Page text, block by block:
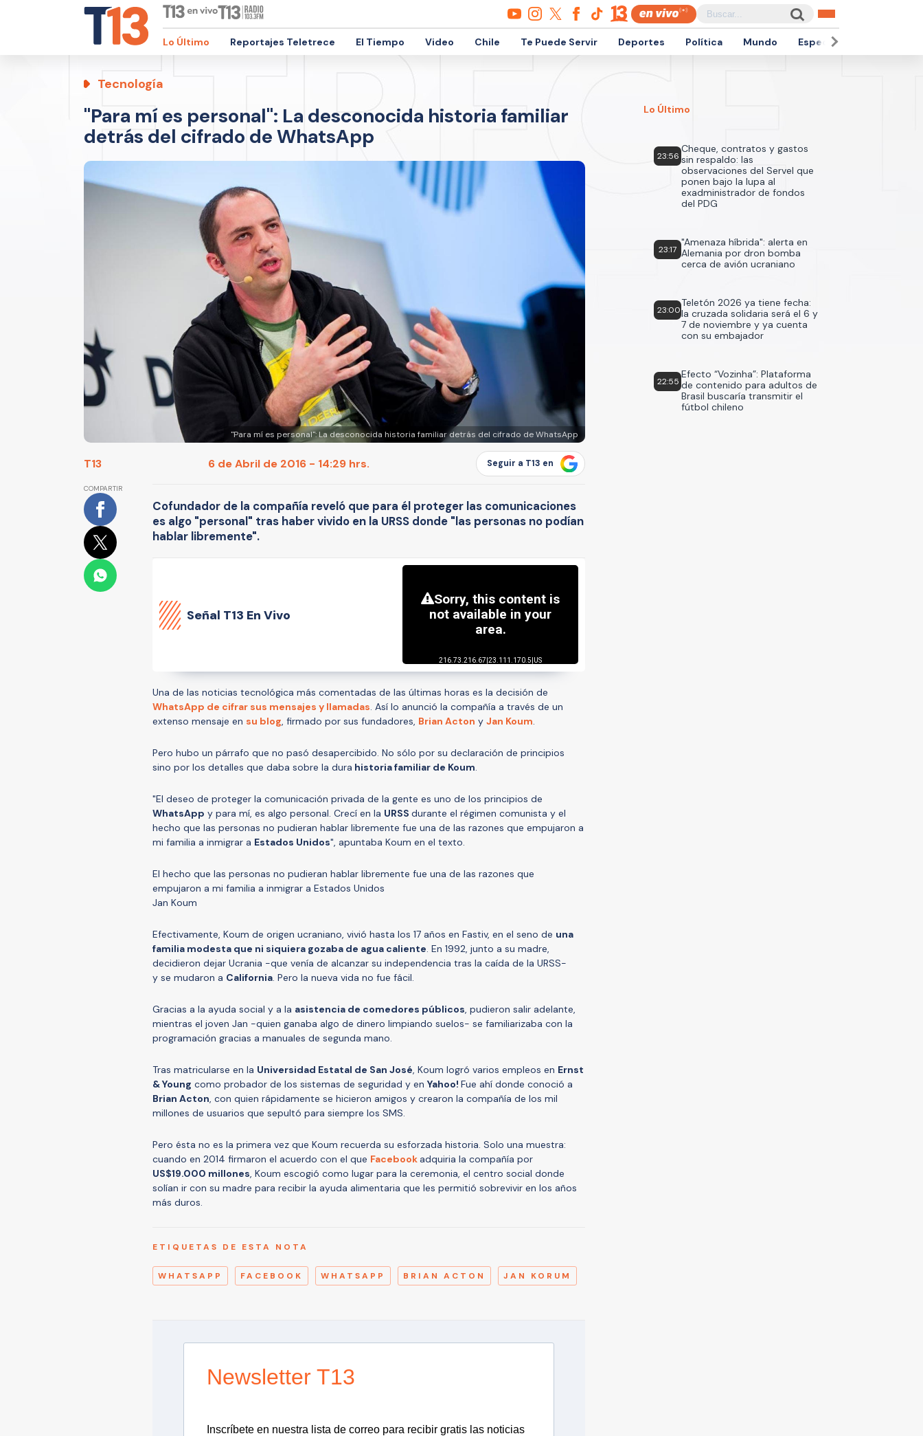
Lo Último Reportajes Teletrece El Tiempo Video Chile Te Puede Servir Deportes Política Mundo Espectáculos
Tecnología
"Para mí es personal": La desconocida historia familiar
detrás del cifrado de WhatsApp
"Para mí es personal": La desconocida historia familiar detrás del cifrado de WhatsApp
T13 6 de Abril de 2016 - 14:29 hrs. Seguir a T13 en
COMPARTIR
Cofundador de la compañía reveló que para él proteger las comunicaciones
es algo "personal" tras haber vivido en la URSS donde "las personas no podían
hablar libremente".
Señal T13 En Vivo
Una de las noticias tecnológica más comentadas de las últimas horas es la decisión de
WhatsApp de cifrar sus mensajes y llamadas. Así lo anunció la compañía a través de un
extenso mensaje en su blog, firmado por sus fundadores, Brian Acton y Jan Koum.
Pero hubo un párrafo que no pasó desapercibido. No sólo por su declaración de principios
sino por los detalles que daba sobre la dura historia familiar de Koum.
"El deseo de proteger la comunicación privada de la gente es uno de los principios de
WhatsApp y para mí, es algo personal. Crecí en la URSS durante el régimen comunista y el
hecho que las personas no pudieran hablar libremente fue una de las razones que empujaron a
mi familia a inmigrar a Estados Unidos", apuntaba Koum en el texto.
El hecho que las personas no pudieran hablar libremente fue una de las razones que
empujaron a mi familia a inmigrar a Estados Unidos
Jan Koum
Efectivamente, Koum de origen ucraniano, vivió hasta los 17 años en Fastiv, en el seno de una
familia modesta que ni siquiera gozaba de agua caliente. En 1992, junto a su madre,
decidieron dejar Ucrania -que venía de alcanzar su independencia tras la caída de la URSS-
y se mudaron a California. Pero la nueva vida no fue fácil.
Gracias a la ayuda social y a la asistencia de comedores públicos, pudieron salir adelante,
mientras el joven Jan -quien ganaba algo de dinero limpiando suelos- se familiarizaba con la
programación gracias a manuales de segunda mano.
Tras matricularse en la Universidad Estatal de San José, Koum logró varios empleos en Ernst
& Young como probador de los sistemas de seguridad y en Yahoo! Fue ahí donde conoció a
Brian Acton, con quien rápidamente se hicieron amigos y crearon la compañía de los mil
millones de usuarios que sepultó para siempre los SMS.
Pero ésta no es la primera vez que Koum recuerda su esforzada historia. Solo una muestra:
cuando en 2014 firmaron el acuerdo con el que Facebook adquiria la compañía por
US$19.000 millones, Koum escogió como lugar para la ceremonia, el centro social donde
solían ir con su madre para recibir la ayuda alimentaria que les permitió sobrevivir en los años
más duros.
ETIQUETAS DE ESTA NOTA
WHATSAPP FACEBOOK WHATSAPP BRIAN ACTON JAN KORUM
Newsletter T13
Inscríbete en nuestra lista de correo para recibir gratis las noticias
Lo Último
23:56
Cheque, contratos y gastos
sin respaldo: las
observaciones del Servel que
ponen bajo la lupa al
exadministrador de fondos
del PDG
23:17
"Amenaza híbrida": alerta en
Alemania por dron bomba
cerca de avión ucraniano
23:00
Teletón 2026 ya tiene fecha:
la cruzada solidaria será el 6 y
7 de noviembre y ya cuenta
con su embajador
22:55
Efecto “Vozinha”: Plataforma
de contenido para adultos de
Brasil buscaría transmitir el
fútbol chileno